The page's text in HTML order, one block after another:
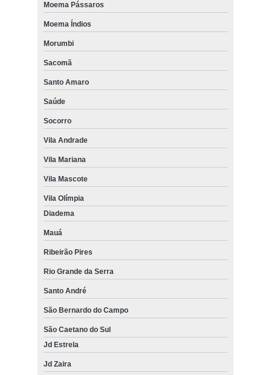
Moema Pássaros
Moema Índios
Morumbi
Sacomã
Santo Amaro
Saúde
Socorro
Vila Andrade
Vila Mariana
Vila Mascote
Vila Olímpia
Diadema
Mauá
Ribeirão Pires
Rio Grande da Serra
Santo André
São Bernardo do Campo
São Caetano do Sul
Jd Estrela
Jd Zaira